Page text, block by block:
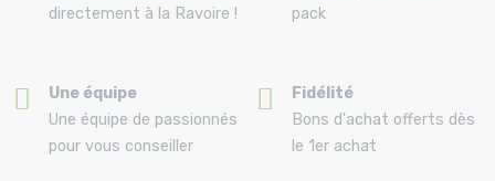
directement à la Ravoire !
pack
Une équipe
Une équipe de passionnés
pour vous conseiller
Fidélité
Bons d'achat offerts dès
le 1er achat